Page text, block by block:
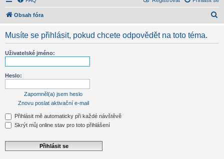
Obsah fóra
Musíte se přihlásit, pokud chcete odpovědět na toto téma.
Uživatelské jméno:
Heslo:
Zapomněl(a) jsem heslo
Znovu poslat aktivační e-mail
Přihlásit mě automaticky při každé návštěvě
Skrýt můj online stav pro toto přihlášení